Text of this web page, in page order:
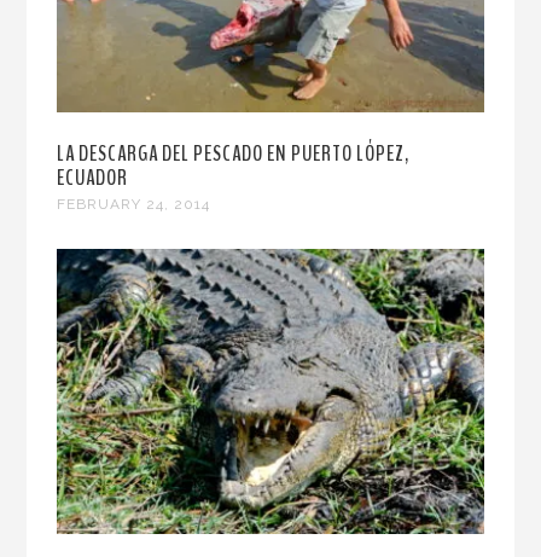
LA DESCARGA DEL PESCADO EN PUERTO LÓPEZ,
ECUADOR
FEBRUARY 24, 2014